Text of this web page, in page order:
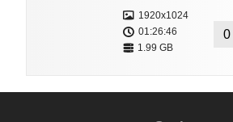
1920x1024
01:26:46
1.99 GB
0